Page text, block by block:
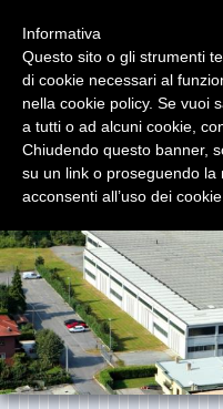
Anchor
Bulloneria in
01805150982
Informativa
Questo sito o gli strumenti
di cookie necessari al
nella cookie policy. Se vuoi
a tutti o ad alcuni cookie,
Chiudendo questo banner,
su un link o proseguendo la
acconsenti all’uso dei cookie.